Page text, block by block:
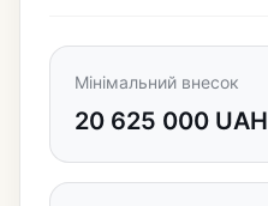
Мінімальний внесок
20 625 000 UAH